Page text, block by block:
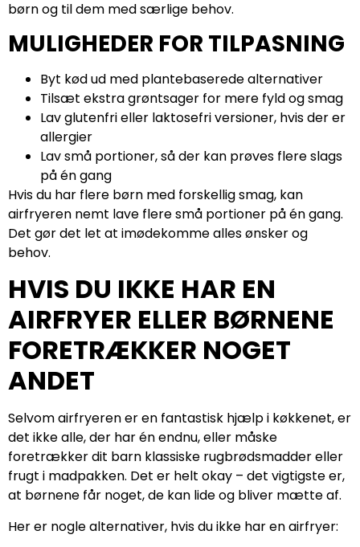
børn og til dem med særlige behov.
MULIGHEDER FOR TILPASNING
Byt kød ud med plantebaserede alternativer
Tilsæt ekstra grøntsager for mere fyld og smag
Lav glutenfri eller laktosefri versioner, hvis der er
allergier
Lav små portioner, så der kan prøves flere slags
på én gang
Hvis du har flere børn med forskellig smag, kan
airfryeren nemt lave flere små portioner på én gang.
Det gør det let at imødekomme alles ønsker og
behov.
HVIS DU IKKE HAR EN
AIRFRYER ELLER BØRNENE
FORETRÆKKER NOGET
ANDET
Selvom airfryeren er en fantastisk hjælp i køkkenet, er
det ikke alle, der har én endnu, eller måske
foretrækker dit barn klassiske rugbrødsmadder eller
frugt i madpakken. Det er helt okay – det vigtigste er,
at børnene får noget, de kan lide og bliver mætte af.
Her er nogle alternativer, hvis du ikke har en airfryer: